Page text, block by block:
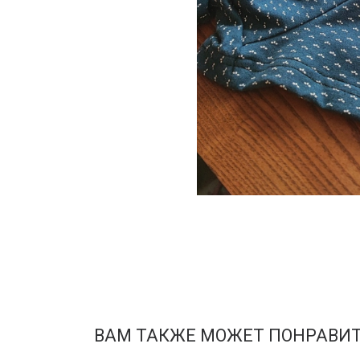
ВАМ ТАКЖЕ МОЖЕТ